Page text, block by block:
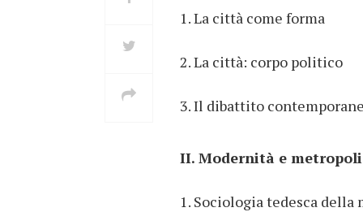
1. La città come forma
2. La città: corpo politico
3. Il dibattito
II. Modernità e metropoli
1. Sociologia tedesca della